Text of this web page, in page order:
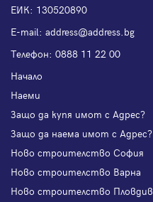
ЕИК: 130520890
Е-mail: address@address.bg
Телефон: 0888 11 22 00
Начало
Наеми
Защо да купя имот с Адрес?
Защо да наема имот с Адрес?
Ново строителство София
Ново строителство Варна
Ново строителство Пловдив